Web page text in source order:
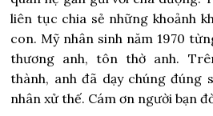
liên tục chia sẻ những khoảnh
con. Mỹ nhân sinh năm 1970
thương anh, tôn thờ anh.
thành, anh đã dạy chúng đúng
nhân xử thế. Cám ơn người bạn